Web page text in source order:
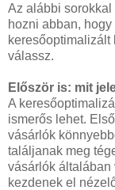
Az alábbi
hozni abban,
válassz.
Először is: mit
A
ismerős lehet.
vásárlók
találjanak meg
vásárlók általában
kezdenek el